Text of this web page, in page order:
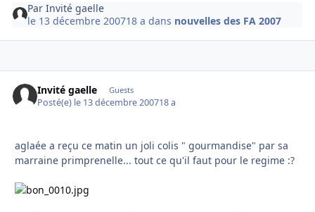
ParInvité gaelle
le 13 décembre 200718 a dans nouvelles des FA 2007
Invité gaelle Guests
Posté(e) le 13 décembre 200718 a
aglaée a reçu ce matin un joli colis " gourmandise" par sa
marraine primprenelle... tout ce qu'il faut pour le regime :?